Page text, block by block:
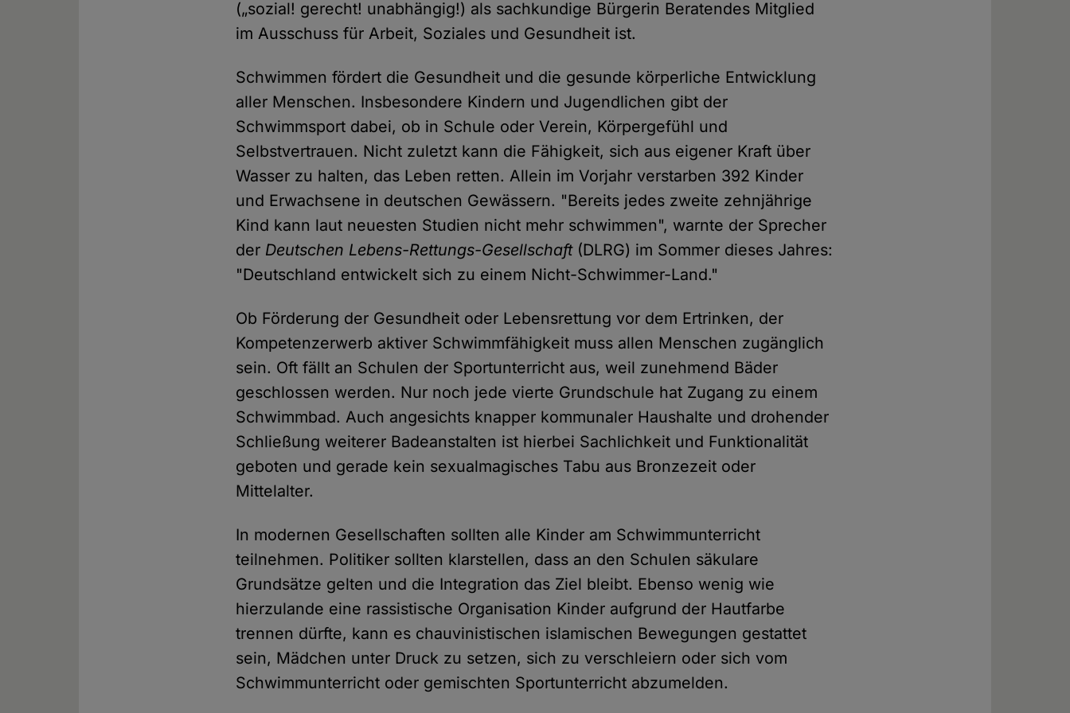
(„sozial! gerecht! unabhängig!) als sachkundige Bürgerin Beratendes Mitglied
im Ausschuss für Arbeit, Soziales und Gesundheit ist.
Schwimmen fördert die Gesundheit und die gesunde körperliche Entwicklung
aller Menschen. Insbesondere Kindern und Jugendlichen gibt der
Schwimmsport dabei, ob in Schule oder Verein, Körpergefühl und
Selbstvertrauen. Nicht zuletzt kann die Fähigkeit, sich aus eigener Kraft über
Wasser zu halten, das Leben retten. Allein im Vorjahr verstarben 392 Kinder
und Erwachsene in deutschen Gewässern. "Bereits jedes zweite zehnjährige
Kind kann laut neuesten Studien nicht mehr schwimmen", warnte der Sprecher
der Deutschen Lebens-Rettungs-Gesellschaft(DLRG) im Sommer dieses Jahres:
"Deutschland entwickelt sich zu einem Nicht-Schwimmer-Land."
Ob Förderung der Gesundheit oder Lebensrettung vor dem Ertrinken, der
Kompetenzerwerb aktiver Schwimmfähigkeit muss allen Menschen zugänglich
sein. Oft fällt an Schulen der Sportunterricht aus, weil zunehmend Bäder
geschlossen werden. Nur noch jede vierte Grundschule hat Zugang zu einem
Schwimmbad. Auch angesichts knapper kommunaler Haushalte und drohender
Schließung weiterer Badeanstalten ist hierbei Sachlichkeit und Funktionalität
geboten und gerade kein sexualmagisches Tabu aus Bronzezeit oder
Mittelalter.
In modernen Gesellschaften sollten alle Kinder am Schwimmunterricht
teilnehmen. Politiker sollten klarstellen, dass an den Schulen säkulare
Grundsätze gelten und die Integration das Ziel bleibt. Ebenso wenig wie
hierzulande eine rassistische Organisation Kinder aufgrund der Hautfarbe
trennen dürfte, kann es chauvinistischen islamischen Bewegungen gestattet
sein, Mädchen unter Druck zu setzen, sich zu verschleiern oder sich vom
Schwimmunterricht oder gemischten Sportunterricht abzumelden.